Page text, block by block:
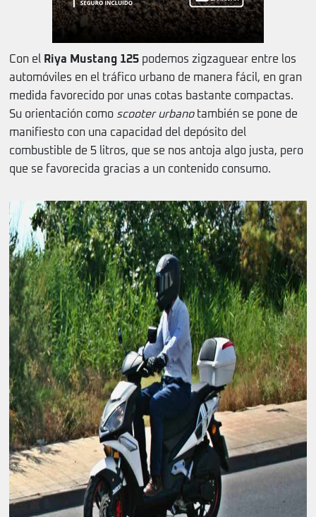
Con el Riya Mustang 125 podemos zigzaguear entre los
automóviles en el tráfico urbano de manera fácil, en gran
medida favorecido por unas cotas bastante compactas.
Su orientación como scooter urbanotambién se pone de
manifiesto con una capacidad del depósito del
combustible de 5 litros, que se nos antoja algo justa, pero
que se favorecida gracias a un contenido consumo.